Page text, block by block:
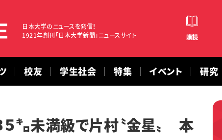
日本大学のニュースを発信！
1921年創刊「日本大学新聞」ニュースサイト
購読
校友 学生社会 特集 イベント 研究
未満級で片村〝金星〟 本